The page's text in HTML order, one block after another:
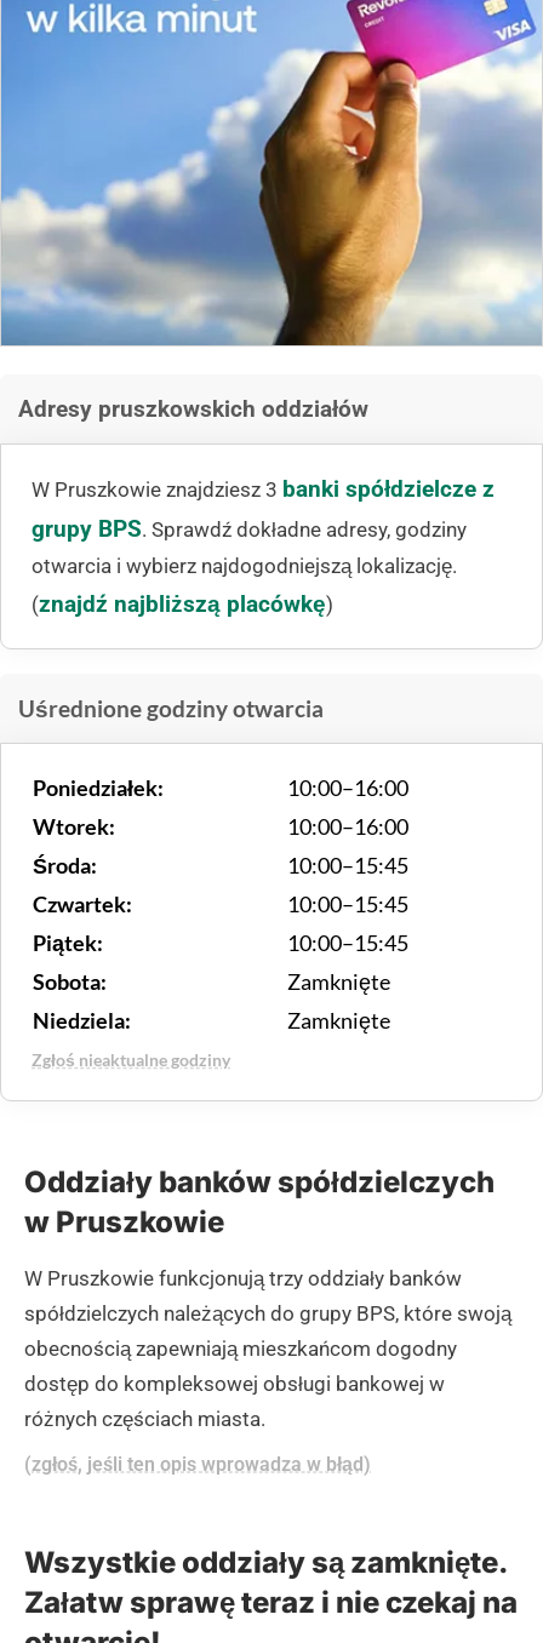
Adresy pruszkowskich oddziałów
W Pruszkowie znajdziesz 3 banki spółdzielcze z
grupy BPS. Sprawdź dokładne adresy, godziny
otwarcia i wybierz najdogodniejszą lokalizację.
(znajdź najbliższą placówkę)
Uśrednione godziny otwarcia
Poniedziałek:
10:00–16:00
Wtorek:
10:00–16:00
Środa:
10:00–15:45
Czwartek:
10:00–15:45
Piątek:
10:00–15:45
Sobota:
Zamknięte
Niedziela:
Zamknięte
Zgłoś nieaktualne godziny
Oddziały banków spółdzielczych
w Pruszkowie
W Pruszkowie funkcjonują trzy oddziały banków
spółdzielczych należących do grupy BPS, które swoją
obecnością zapewniają mieszkańcom dogodny
dostęp do kompleksowej obsługi bankowej w
różnych częściach miasta.
(zgłoś, jeśli ten opis wprowadza w błąd)
Wszystkie oddziały są zamknięte.
Załatw sprawę teraz i nie czekaj na